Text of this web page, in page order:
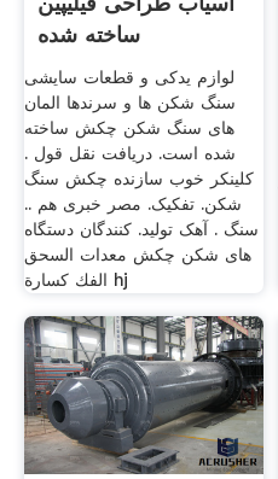
ساخته شده
لوازم یدکی و قطعات سایشی
سنگ شکن ها و سرندها المان
های سنگ شکن چکش ساخته
شده است. دریافت نقل قول .
کلینکر خوب سازنده چکش سنگ
شکن. تفکیک. مصر خبری هم ..
سنگ . آهک تولید. کنندگان دستگاه
های شکن چکش معدات السحق
الفك كسارة hj